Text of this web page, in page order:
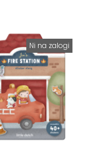
Ni na zalogi